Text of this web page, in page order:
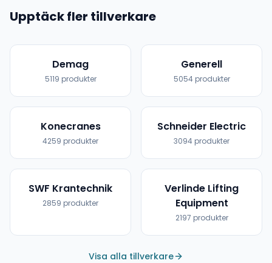
Upptäck fler tillverkare
Demag
5119 produkter
Generell
5054produkter
Konecranes
4259 produkter
Schneider Electric
3094 produkter
SWF Krantechnik
2859 produkter
Verlinde Lifting
Equipment
2197 produkter
Visa alla tillverkare